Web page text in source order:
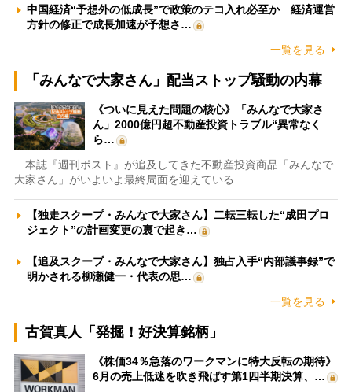
中国経済“予想外の低成長”で政策のテコ入れ必至か 経済運営
方針の修正で成長加速が予想さ…
一覧を見る
「みんなで大家さん」配当ストップ騒動の内幕
《ついに見えた問題の核心》「みんなで大家さ
ん」2000億円超不動産投資トラブル“異常なく
ら…
本誌『週刊ポスト』が追及してきた不動産投資商品「みんなで
大家さん」がいよいよ最終局面を迎えている…
【独走スクープ・みんなで大家さん】二転三転した“成田プロ
ジェクト”の計画変更の裏で起き…
【追及スクープ・みんなで大家さん】独占入手“内部議事録”で
明かされる柳瀬健一・代表の思…
一覧を見る
古賀真人「発掘！好決算銘柄」
《株価34％急落のワークマンに特大反転の期待》
6月の売上低迷を吹き飛ばす第1四半期決算、…